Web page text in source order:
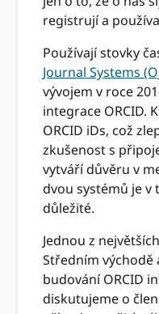
registrují a
Používají stovky
Journal Systems
vývojem v roce
integrace ORCID.
ORCID iDs, což
zkušenost s
vytváří důvěru v
dvou systémů je
důležité.
Jednou z
Středním východě
budování ORCID
diskutujeme o